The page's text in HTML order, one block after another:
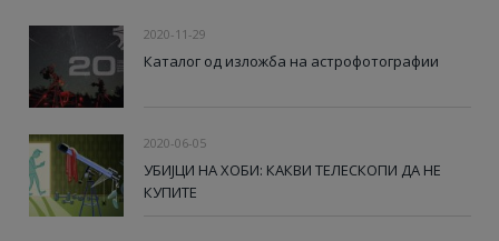
2020-11-29
Каталог од изложба на астрофотографии
2020-06-05
УБИЈЦИ НА ХОБИ: КАКВИ ТЕЛЕСКОПИ ДА НЕ
КУПИТЕ